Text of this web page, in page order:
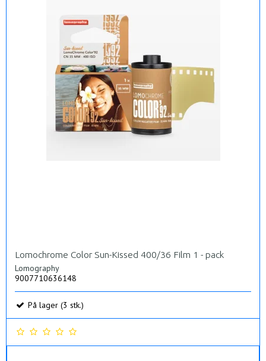
Lomochrome Color Sun-Kissed 400/36 Film 1 - pack
Lomography
9007710636148
På lager (3 stk.)